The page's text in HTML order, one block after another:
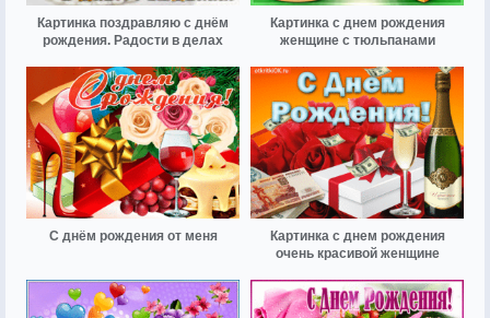
Картинка поздравляю с днём
рождения. Радости в делах
Картинка с днем рождения
женщине с тюльпанами
С днём рождения от меня
Картинка с днем рождения
очень красивой женщине